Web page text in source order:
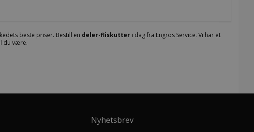
beste priser. Bestill en deler-fliskutteri dag fra Engros Service. Vi har et
du være.
Nyhetsbrev